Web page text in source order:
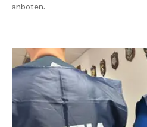
anboten.